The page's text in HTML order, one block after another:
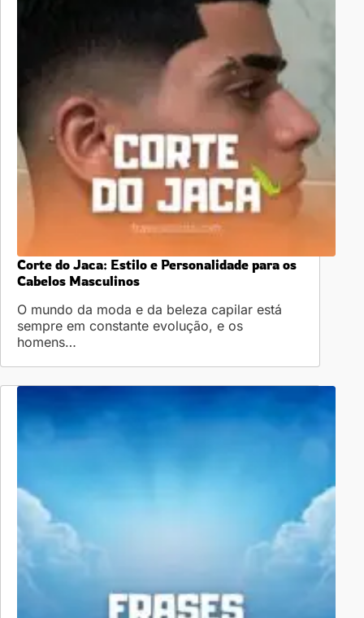
Corte do Jaca: Estilo e Personalidade para os
Cabelos Masculinos
O mundo da moda e da beleza capilar está
sempre em constante evolução, e os
homens…